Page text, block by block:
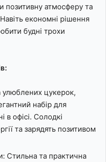
позитивну атмосферу та
економні рішення
будні трохи
улюблених цукерок,
набір для
в офісі. Солодкі
та зарядять позитивом
Стильна та практична